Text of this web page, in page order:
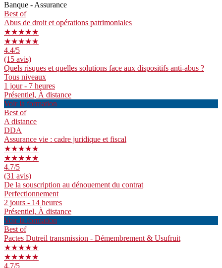
Banque - Assurance
Best of
Abus de droit et opérations patrimoniales
★★★★★
★★★★★
4.4/5
(15 avis)
Quels risques et quelles solutions face aux dispositifs anti-abus ?
Tous niveaux
1 jour - 7 heures
Présentiel, À distance
Voir la formation
Best of
A distance
DDA
Assurance vie : cadre juridique et fiscal
★★★★★
★★★★★
4.7/5
(31 avis)
De la souscription au dénouement du contrat
Perfectionnement
2 jours - 14 heures
Présentiel, À distance
Voir la formation
Best of
Pactes Dutreil transmission - Démembrement & Usufruit
★★★★★
★★★★★
4.7/5